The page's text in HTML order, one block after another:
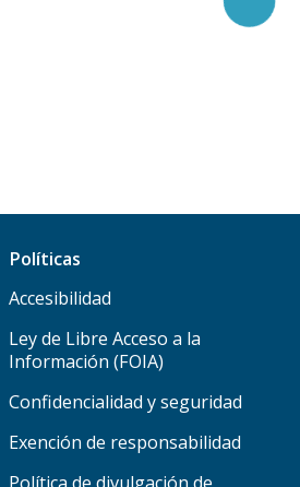
Políticas
Accesibilidad
Ley de Libre Acceso a la
Información (FOIA)
Confidencialidad y seguridad
Exención de responsabilidad